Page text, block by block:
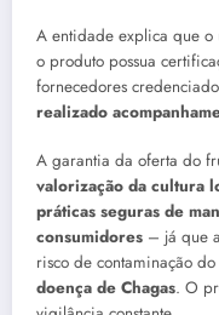
A entidade explica que o
o produto possua
fornecedores
realizado
A garantia da oferta do
valorização da cultura
práticas seguras de
consumidores – já que
risco de contaminação
doença de Chagas. O